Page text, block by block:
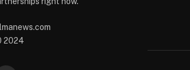
2024